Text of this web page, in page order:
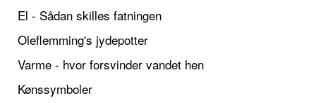
El - Sådan skilles fatningen
Oleflemming's jydepotter
Varme - hvor forsvinder vandet hen
Kønssymboler